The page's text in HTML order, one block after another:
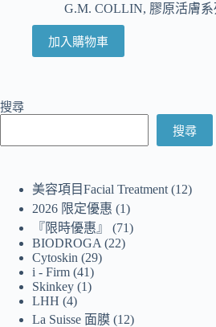
G.M. COLLIN, 膠原活膚
加入購物車
搜尋
搜尋
美容項目Facial Treatment 12
2026 限定優惠
1
『限時優惠』
71
BIODROGA
22
Cytoskin
29
i - Firm 41
Skinkey 1
LHH 4
La Suisse 面膜 12